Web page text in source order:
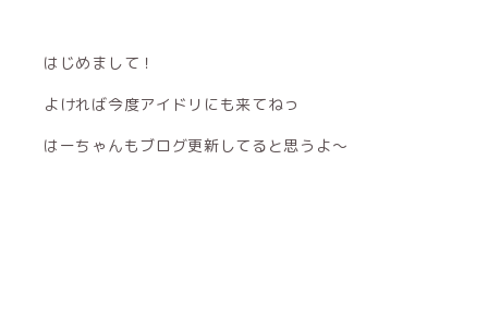
はじめまして！
よければ今度アイドリにも来てねっ
はーちゃんもブログ更新してると思うよ〜